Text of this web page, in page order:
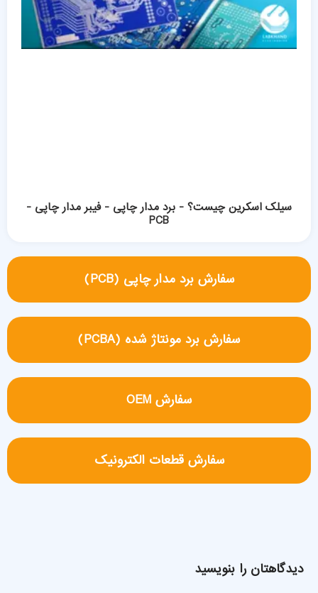
سیلک اسکرین چیست؟ - برد مدار چاپی - فیبر مدار چاپی -
PCB
سفارش برد مدار چاپی (PCB)
سفارش برد مونتاژ شده (PCBA)
سفارش OEM
سفارش قطعات الکترونیک
دیدگاهتان را بنویسید